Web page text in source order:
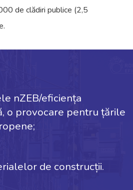
de clădiri publice (2,5
nZEB/eficiența
o provocare pentru țările
de construcții.